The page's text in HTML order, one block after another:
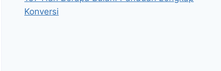
Konversi